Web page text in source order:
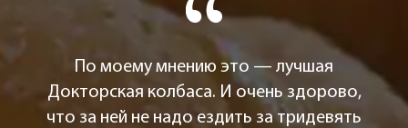
По моему мнению это — лучшая
Докторская колбаса. И очень здорово,
что за ней не надо ездить за тридевять